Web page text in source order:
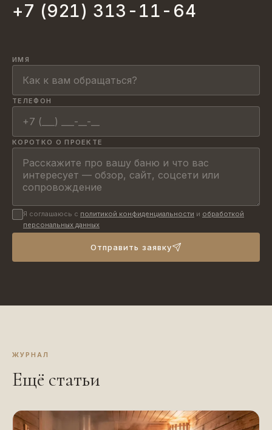
+7 (921) 313-11-64
ИМЯ
ТЕЛЕФОН
КОРОТКО О ПРОЕКТЕ
Я соглашаюсь с политикой конфиденциальности и обработкой
персональных данных
Отправить заявку
ЖУРНАЛ
Ещё статьи